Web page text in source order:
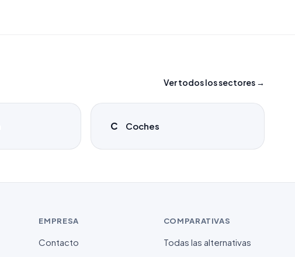
Ver todos los sectores →
C Coches
EMPRESA
Contacto
COMPARATIVAS
Todas las alternativas